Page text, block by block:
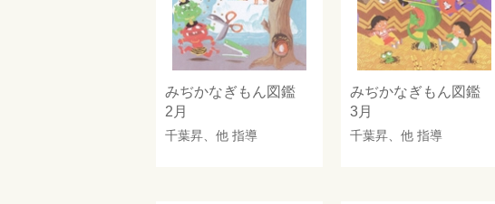
みぢかなぎもん図鑑
2月
千葉昇 、他 指導
みぢかなぎもん図鑑
3月
千葉昇 、他 指導